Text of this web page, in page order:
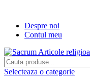
Despre noi
Contul meu
Selecteaza o categorie